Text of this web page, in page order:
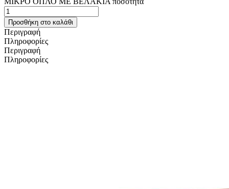
Προσθήκη στο καλάθι
Περιγραφή
Πληροφορίες
Περιγραφή
Πληροφορίες